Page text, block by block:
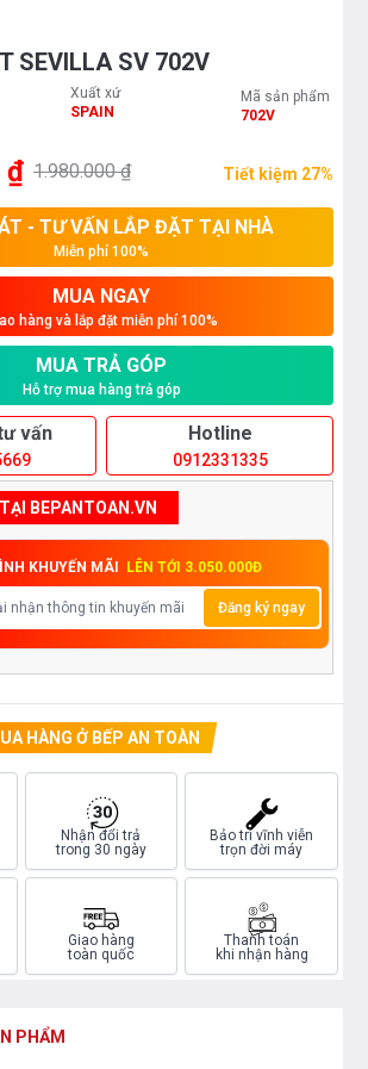
SEVILLA SV 702V
Xuất xứ
SPAIN
Mã sản phẩm
702V
₫ 1.980.000 ₫ Tiết kiệm 27%
- TƯ VẤN LẮP ĐẶT TẠI NHÀ
Miễn phí 100%
MUA NGAY
hàng và lắp đặt miễn phí 100%
MUA TRẢ GÓP
Hỗ trợ mua hàng trả góp
vấn Hotline
0912331335
BEPANTOAN.VN
KHUYẾN MÃI LÊN TỚI 3.050.000Đ
Đăng ký ngay
HÀNG Ở BẾP AN TOÀN
Nhận đổi trả
trong 30 ngày
Bảo trì vĩnh viễn
trọn đời máy
Giao hàng
toàn quốc
Thanh toán
khi nhận hàng
PHẨM